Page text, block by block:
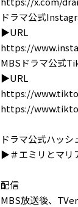
ドラマ公式
▶URL
https://
MBSドラマ公式
▶URL
https://
https://
ドラマ公式ハッシ
▶︎＃エミリとマ
配信
MBS放送後、